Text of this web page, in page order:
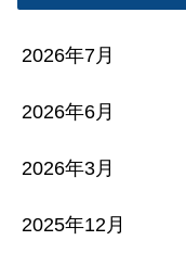
2026年7月
2026年6月
2026年3月
2025年12月